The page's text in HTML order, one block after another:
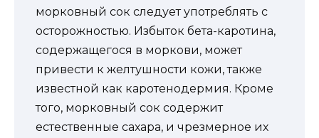
морковный сок следует употреблять с
осторожностью. Избыток бета-каротина,
содержащегося в моркови, может
привести к желтушности кожи, также
известной как каротенодермия. Кроме
того, морковный сок содержит
естественные сахара, и чрезмерное их